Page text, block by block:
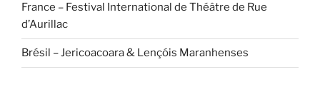
France – Festival International de Théâtre de Rue
d’Aurillac
Brésil – Jericoacoara & Lençóis Maranhenses